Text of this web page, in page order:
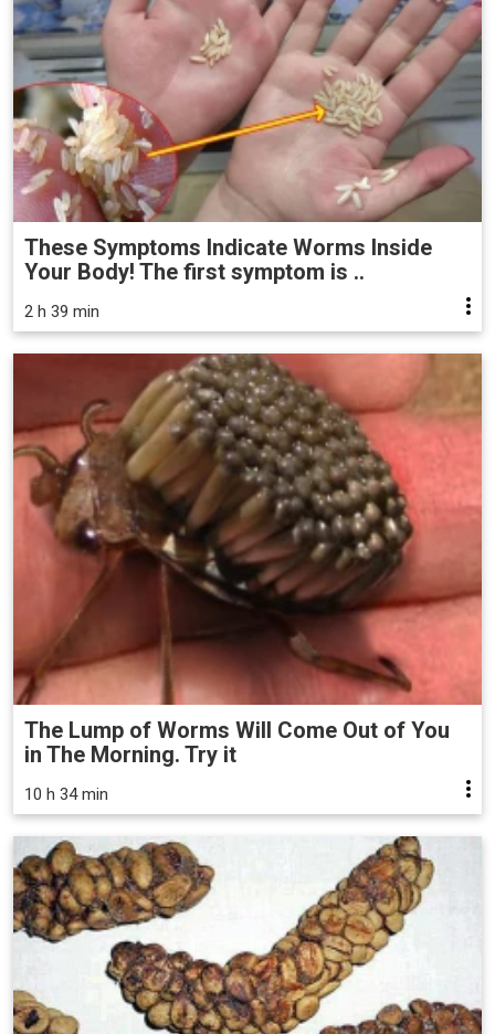
These Symptoms Indicate Worms Inside
Your Body! The first symptom is ..
2 h 39 min
The Lump of Worms Will Come Out of You
in The Morning. Try it
10 h 34 min